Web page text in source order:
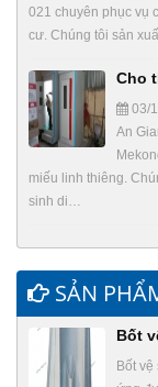
021 chuyên phục vụ
cư. Chúng tôi sản
Cho
03/
An
miếu linh thiêng.
sinh di…
SẢN
Bốt
Bốt